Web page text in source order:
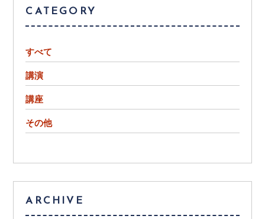
CATEGORY
すべて
講演
講座
その他
ARCHIVE